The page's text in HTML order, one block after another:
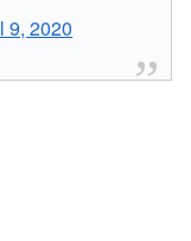
9, 2020